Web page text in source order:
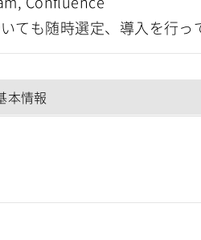
も随時選定、導入を行っ
本情報